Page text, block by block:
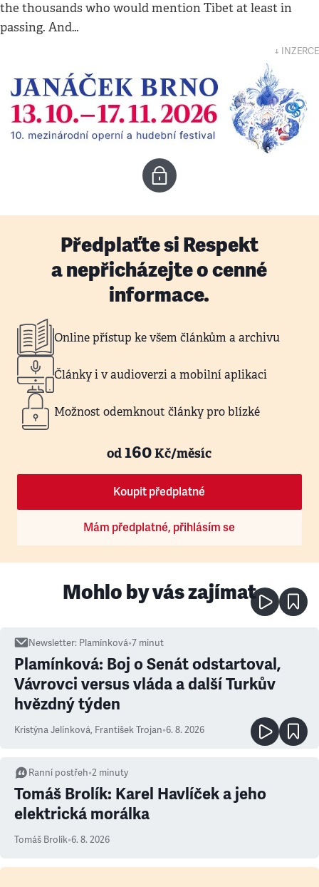
the thousands who would mention Tibet at least in
passing. And…
↓ INZERCE
Předplaťte si Respekt
a nepřicházejte o cenné
informace.
Online přístup ke všem článkům a archivu
Články i v audioverzi a mobilní aplikaci
Možnost odemknout články pro blízké
od160Kč/měsíc
Koupit předplatné
Mám předplatné, přihlásím se
Mohlo by vás zajímat
Newsletter: Plamínková•7 minut
Plamínková: Boj o Senát odstartoval,
Vávrovci versus vláda a další Turkův
hvězdný týden
Kristýna Jelínková, František Trojan•6. 8. 2026
Ranní postřeh•2 minuty
Tomáš Brolík: Karel Havlíček a jeho
elektrická morálka
Tomáš Brolík•6. 8. 2026